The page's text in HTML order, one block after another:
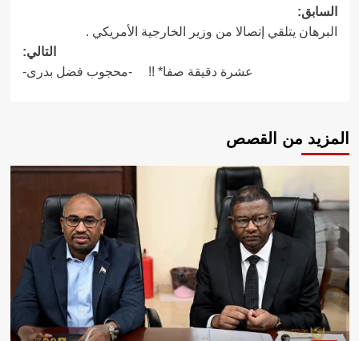
تصفّح
المقالات
السابق:
البرهان يتلقي إتصالا من وزير الخارجية الأمريكي .
التالي:
عشرة دقيقة صفا* !! -محجوب فضل بدری-
المزيد من القصص